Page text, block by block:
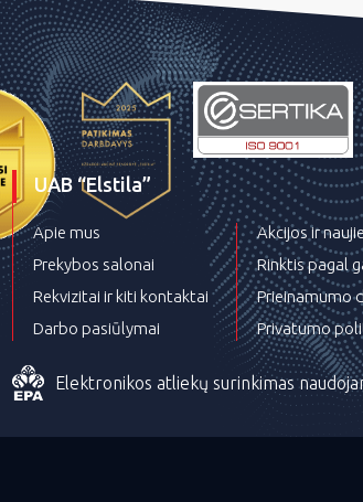
UAB “Elstila”
Apie mus
Prekybos salonai
Rekvizitai ir kiti kontaktai
Darbo pasiūlymai
Akcijos ir
Rinktis pagal
Prieinamumo
Privatumo
Elektronikos atliekų surinkimas